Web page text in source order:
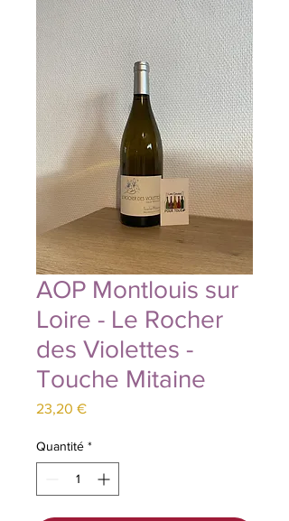
AOP Montlouis sur
Loire - Le Rocher
des Violettes -
Touche Mitaine
23,20 €Prix
Quantité *